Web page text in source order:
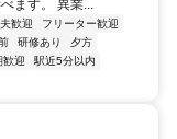
ます。 異業...
歓迎
フリーター歓迎
研修あり
夕方
歓迎
駅近5分以内